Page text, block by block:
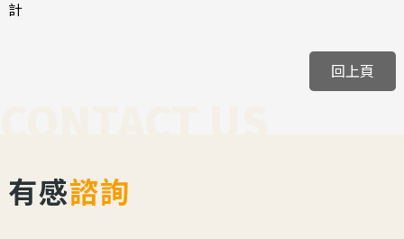
計
回上頁
有感諮詢